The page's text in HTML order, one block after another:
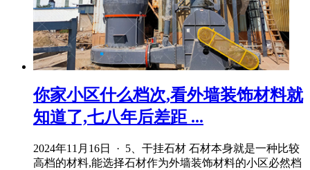
你家小区什么档次,看外墙装饰材料就
知道了,七八年后差距 ...
2024年11月16日 · 5、干挂石材 石材本身就是一种比较
高档的材料,能选择石材作为外墙装饰材料的小区必然档